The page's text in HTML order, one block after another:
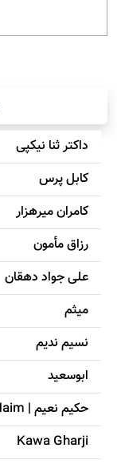
داکتر ثنا نیکپی
کابل پرس
کامران میرهزار
رزاق مأمون
علی جواد دهقان
میثم
نسیم ندیم
ابوسعيد
حکيم نعيم | Hakeem Naim
Kawa Gharji